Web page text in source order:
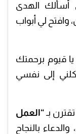
أسألك الهدى
وافتح لي أبواب
يا قيوم برحمتك
إلى نفسي
بـ “العمل
بالنجاح